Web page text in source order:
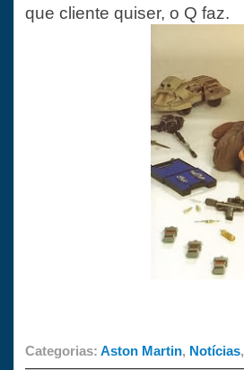
que cliente quiser, o Q faz.
Categorias: Aston Martin, Notícias,